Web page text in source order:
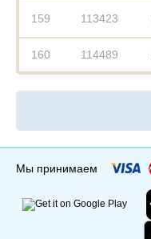
159 113423
160 114489
Мы принимаем